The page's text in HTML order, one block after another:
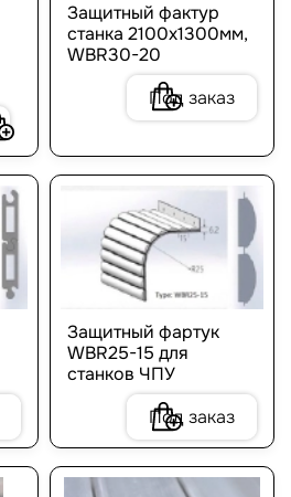
Защитный фактур
станка 2100х1300мм,
WBR30-20
Под заказ
Защитный фартук
WBR25-15 для
станков ЧПУ
Под заказ